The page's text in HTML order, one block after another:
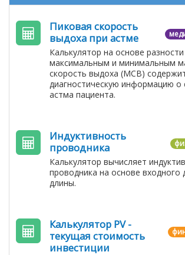
Пиковая скорость
выдоха при астме
Калькулятор на основе
максимальным и минимальным
скорость выдоха (МСВ)
диагностическую информацию о
астма пациента.
Индуктивность
проводника
Калькулятор вычисляет
проводника на основе входного
длины.
Калькулятор PV -
текущая стоимость
инвестиции